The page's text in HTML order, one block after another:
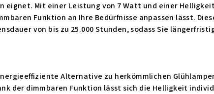
eignet. Mit einer Leistung von 7 Watt und einer
Funktion an Ihre Bedürfnisse anpassen lässt.
von bis zu 25.000 Stunden, sodass Sie
Alternative zu herkömmlichen
der dimmbaren Funktion lässt sich die Helligkeit